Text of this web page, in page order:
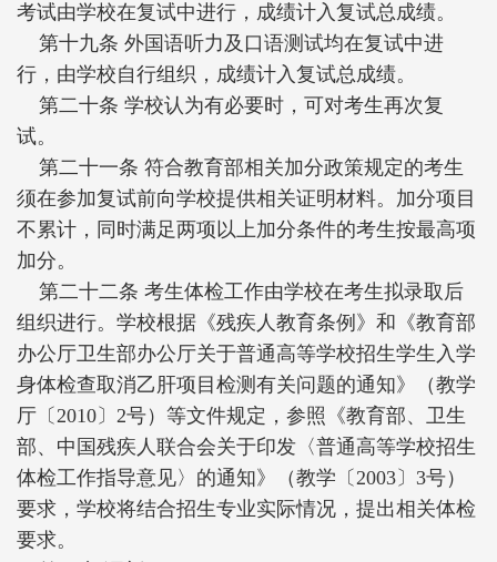
考试由学校在复试中进行，成绩计入复试总成绩。
第十九条 外国语听力及口语测试均在复试中进
行，由学校自行组织，成绩计入复试总成绩。
第二十条 学校认为有必要时，可对考生再次复
试。
第二十一条 符合教育部相关加分政策规定的考生
须在参加复试前向学校提供相关证明材料。加分项目
不累计，同时满足两项以上加分条件的考生按最高项
加分。
第二十二条 考生体检工作由学校在考生拟录取后
组织进行。学校根据《残疾人教育条例》和《教育部
办公厅卫生部办公厅关于普通高等学校招生学生入学
身体检查取消乙肝项目检测有关问题的通知》（教学
厅〔2010〕2号）等文件规定，参照《教育部、卫生
部、中国残疾人联合会关于印发〈普通高等学校招生
体检工作指导意见〉的通知》（教学〔2003〕3号）
要求，学校将结合招生专业实际情况，提出相关体检
要求。